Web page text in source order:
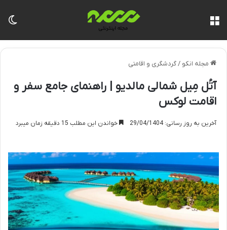
مجله انکو /گردشگری و اقامتی
آتُل مِیل شمالی مالدیو | راهنمای جامع سفر و
اقامت لوکس
آخرین به روز رسانی: 29/04/1404 خواندن این مطلب 15 دقیقه زمان میبرد